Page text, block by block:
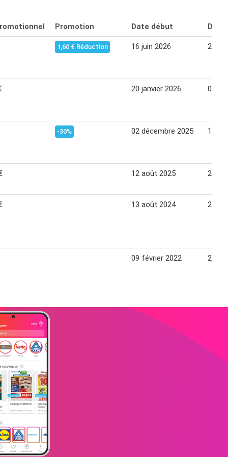
Promotion Date début Date
1,60 € Réduction 16 juin 2026 28
20 janvier 2026 01
-30% 02 décembre 2025 14
12 août 2025 24
13 août 2024 25
09 février 2022 20